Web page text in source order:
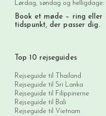
Lørdag, søndag og helligdage:
Book et møde – ring eller
tidspunkt, der passer dig.
Top 10 rejseguides
Rejseguide til Thailand
Rejseguide til Sri Lanka
Rejseguide til Filippinerne
Rejseguide til Bali
Rejseguide til Vietnam